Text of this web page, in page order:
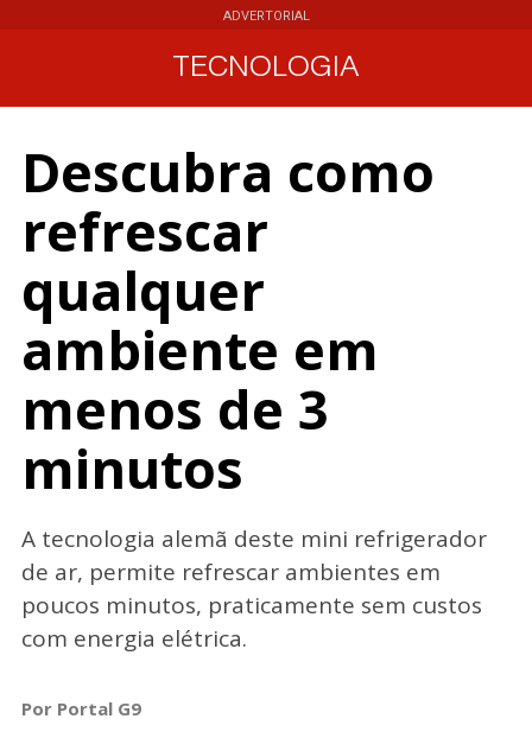
ADVERTORIAL
TECNOLOGIA
Descubra como
refrescar
qualquer
ambiente em
menos de 3
minutos
A tecnologia alemã deste mini refrigerador
de ar, permite refrescar ambientes em
poucos minutos, praticamente sem custos
com energia elétrica.
Por Portal G9